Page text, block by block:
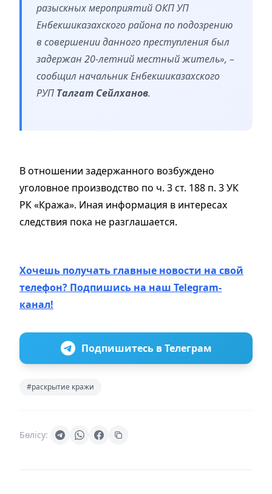
разыскных мероприятий ОКП УП
Енбекшиказахского района по подозрению
в совершении данного преступления был
задержан 20-летний местный житель», –
сообщил начальник Енбекшиказахского
РУП Талгат Сейлханов.
В отношении задержанного возбуждено
уголовное производство по ч. 3 ст. 188 п. 3 УК
РК «Кража». Иная информация в интересах
следствия пока не разглашается.
Хочешь получать главные новости на свой
телефон? Подпишись на наш Telegram-
канал!
Подпишитесь в Телеграм
#раскрытие кражи
Бөлісу: